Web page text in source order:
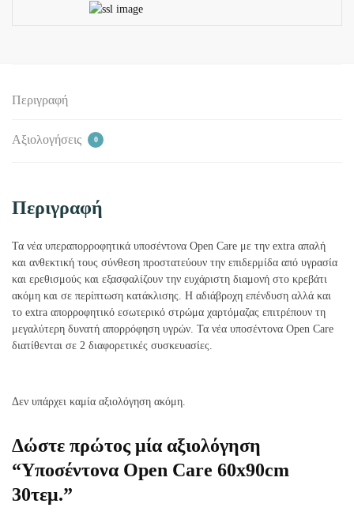
Περιγραφή
Αξιολογήσεις 0
Περιγραφή
Τα νέα υπεραπορροφητικά υποσέντονα Open Care με την extra απαλή
και ανθεκτική τους σύνθεση προστατεύουν την επιδερμίδα από υγρασία
και ερεθισμούς και εξασφαλίζουν την ευχάριστη διαμονή στο κρεβάτι
ακόμη και σε περίπτωση κατάκλισης. Η αδιάβροχη επένδυση αλλά και
το extra απορροφητικό εσωτερικό στρώμα χαρτόμαζας επιτρέπουν τη
μεγαλύτερη δυνατή απορρόφηση υγρών. Τα νέα υποσέντονα Open Care
διατίθενται σε 2 διαφορετικές συσκευασίες.
Δεν υπάρχει καμία αξιολόγηση ακόμη.
Δώστε πρώτος μία αξιολόγηση
“Υποσέντονα Open Care 60x90cm
30τεμ.”